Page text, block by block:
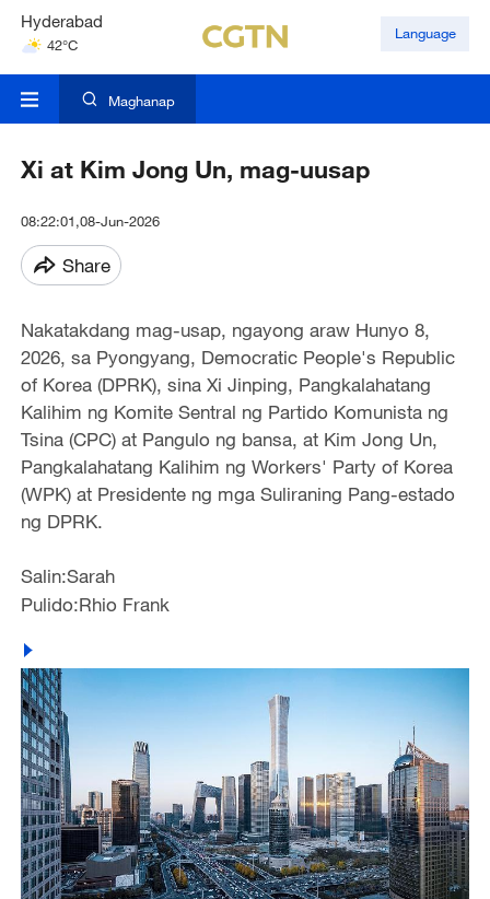
Hyderabad
42°C
Mumbai
Language
Maghanap
Xi at Kim Jong Un, mag-uusap
08:22:01,08-Jun-2026
Share
Nakatakdang mag-usap, ngayong araw Hunyo 8,
2026, sa Pyongyang, Democratic People's Republic
of Korea (DPRK), sina Xi Jinping, Pangkalahatang
Kalihim ng Komite Sentral ng Partido Komunista ng
Tsina (CPC) at Pangulo ng bansa, at Kim Jong Un,
Pangkalahatang Kalihim ng Workers' Party of Korea
(WPK) at Presidente ng mga Suliraning Pang-estado
ng DPRK.
Salin:Sarah
Pulido:Rhio Frank